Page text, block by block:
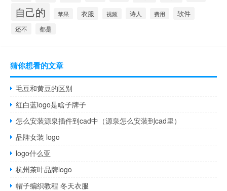
自己的 苹果 衣服 视频 诗人 费用 软件
还不 都是
猜你想看的文章
毛豆和黄豆的区别
红白蓝logo是啥子牌子
怎么安装源泉插件到cad中（源泉怎么安装到cad里）
品牌女装 logo
logo什么亚
杭州茶叶品牌logo
帽子编织教程 冬天衣服